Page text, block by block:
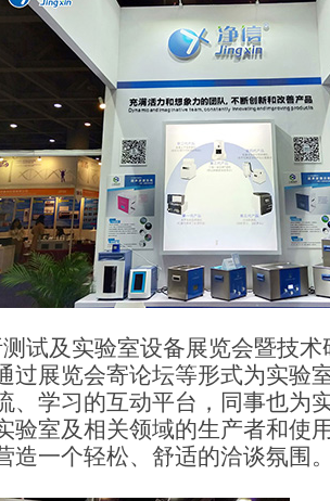
试及实验室设备展览会暨技
过展览会寄论坛等形式为实验
、学习的互动平台，同事也为
验室及相关领域的生产者和使
造一个轻松、舒适的洽谈氛围